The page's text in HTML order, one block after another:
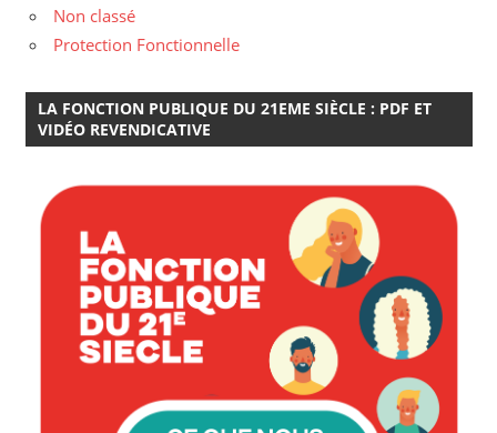
Non classé
Protection Fonctionnelle
LA FONCTION PUBLIQUE DU 21EME SIÈCLE : PDF ET
VIDÉO REVENDICATIVE